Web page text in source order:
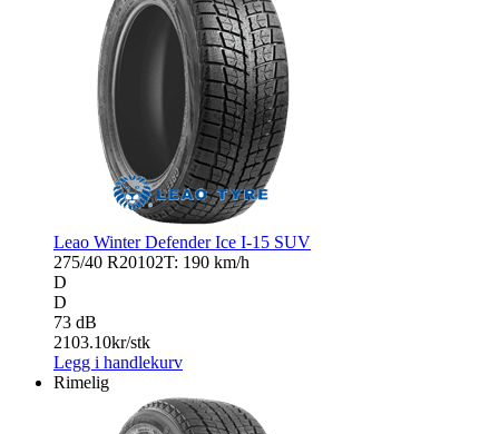
Leao Winter Defender Ice I-15 SUV
275/40 R20102T: 190 km/h
D
D
73 dB
2103.10kr/stk
Legg i handlekurv
Rimelig